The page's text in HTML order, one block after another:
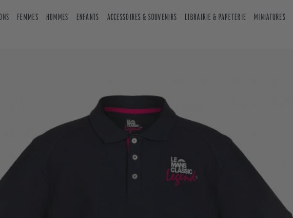
FEMMES HOMMES ENFANTS ACCESSOIRES & SOUVENIRS LIBRAIRIE & PAPETERIE MINIATURES